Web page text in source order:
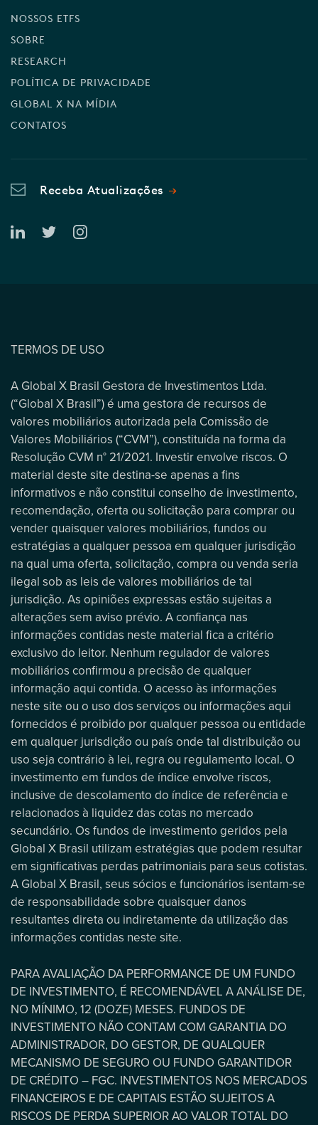
NOSSOS ETFS
SOBRE
RESEARCH
POLÍTICA DE PRIVACIDADE
GLOBAL X NA MÍDIA
CONTATOS
Receba Atualizações
TERMOS DE USO
A Global X Brasil Gestora de Investimentos Ltda.
(“Global X Brasil”) é uma gestora de recursos de
valores mobiliários autorizada pela Comissão de
Valores Mobiliários (“CVM”), constituída na forma da
Resolução CVM n° 21/2021. Investir envolve riscos. O
material deste site destina-se apenas a fins
informativos e não constitui conselho de investimento,
recomendação, oferta ou solicitação para comprar ou
vender quaisquer valores mobiliários, fundos ou
estratégias a qualquer pessoa em qualquer jurisdição
na qual uma oferta, solicitação, compra ou venda seria
ilegal sob as leis de valores mobiliários de tal
jurisdição. As opiniões expressas estão sujeitas a
alterações sem aviso prévio. A confiança nas
informações contidas neste material fica a critério
exclusivo do leitor. Nenhum regulador de valores
mobiliários confirmou a precisão de qualquer
informação aqui contida. O acesso às informações
neste site ou o uso dos serviços ou informações aqui
fornecidos é proibido por qualquer pessoa ou entidade
em qualquer jurisdição ou país onde tal distribuição ou
uso seja contrário à lei, regra ou regulamento local. O
investimento em fundos de índice envolve riscos,
inclusive de descolamento do índice de referência e
relacionados à liquidez das cotas no mercado
secundário. Os fundos de investimento geridos pela
Global X Brasil utilizam estratégias que podem resultar
em significativas perdas patrimoniais para seus cotistas.
A Global X Brasil, seus sócios e funcionários isentam-se
de responsabilidade sobre quaisquer danos
resultantes direta ou indiretamente da utilização das
informações contidas neste site.
PARA AVALIAÇÃO DA PERFORMANCE DE UM FUNDO
DE INVESTIMENTO, É RECOMENDÁVEL A ANÁLISE DE,
NO MÍNIMO, 12 (DOZE) MESES. FUNDOS DE
INVESTIMENTO NÃO CONTAM COM GARANTIA DO
ADMINISTRADOR, DO GESTOR, DE QUALQUER
MECANISMO DE SEGURO OU FUNDO GARANTIDOR
DE CRÉDITO – FGC. INVESTIMENTOS NOS MERCADOS
FINANCEIROS E DE CAPITAIS ESTÃO SUJEITOS A
RISCOS DE PERDA SUPERIOR AO VALOR TOTAL DO